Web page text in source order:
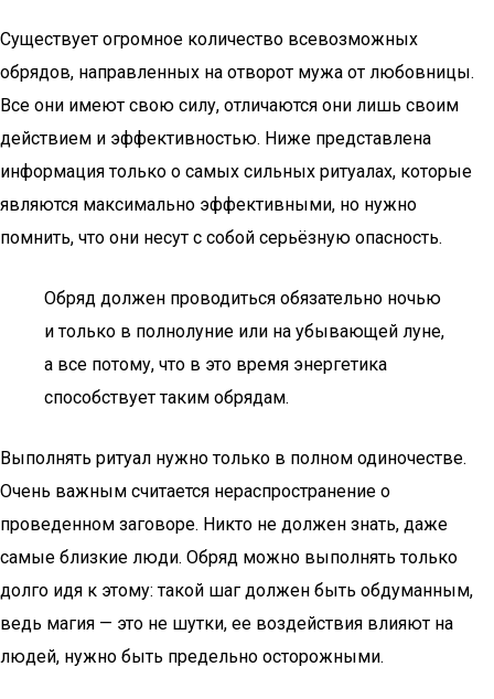
Существует огромное количество всевозможных
обрядов, направленных на отворот мужа от любовницы.
Все они имеют свою силу, отличаются они лишь своим
действием и эффективностью. Ниже представлена
информация только о самых сильных ритуалах, которые
являются максимально эффективными, но нужно
помнить, что они несут с собой серьёзную опасность.
Обряд должен проводиться обязательно ночью
и только в полнолуние или на убывающей луне,
а все потому, что в это время энергетика
способствует таким обрядам.
Выполнять ритуал нужно только в полном одиночестве.
Очень важным считается нераспространение о
проведенном заговоре. Никто не должен знать, даже
самые близкие люди. Обряд можно выполнять только
долго идя к этому: такой шаг должен быть обдуманным,
ведь магия — это не шутки, ее воздействия влияют на
людей, нужно быть предельно осторожными.